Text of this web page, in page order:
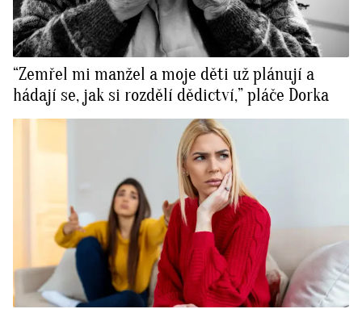
“Zemřel mi manžel a moje děti už plánují a
hádají se, jak si rozdělí dědictví,” pláče Dorka